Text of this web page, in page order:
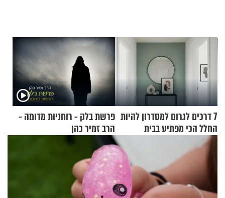
7 דרכים לגרום למסדרון להיות
החלל הכי מפתיע בבית
פרשת בלק - רוחניות מדומה -
הרב זמיר כהן